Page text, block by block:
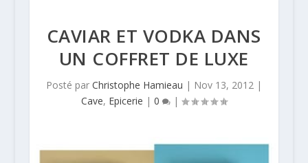
CAVIAR ET VODKA DANS
UN COFFRET DE LUXE
Posté par Christophe Hamieau | Nov 13, 2012|
Cave, Epicerie | 0 |